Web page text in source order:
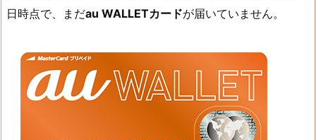
日時点で、まだau WALLETカードが届いていません。